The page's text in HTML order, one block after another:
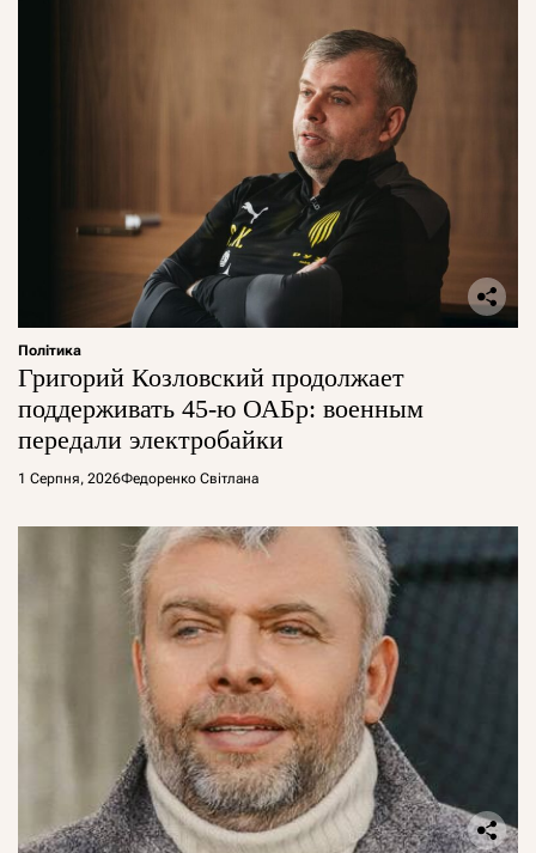
Політика
Григорий Козловский продолжает
поддерживать 45-ю ОАБр: военным
передали электробайки
1 Серпня, 2026Федоренко Світлана